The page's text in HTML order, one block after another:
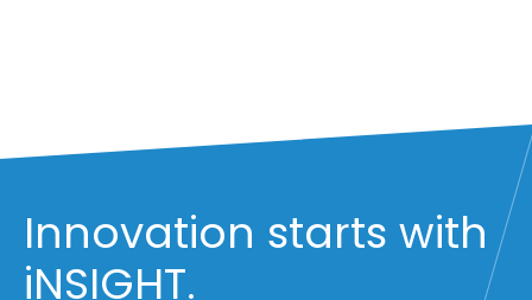
Innovation starts with
iNSIGHT.